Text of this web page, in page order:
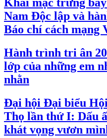
Nam Độc lập và
Báo chí cách mạng
Hành trình tri ân
lớp của những em
nhằn
Đại hội Đại biểu
Thọ lần thứ I: Dấu
khát vọng vươn